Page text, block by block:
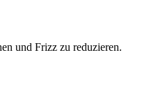
und Frizz zu reduzieren.